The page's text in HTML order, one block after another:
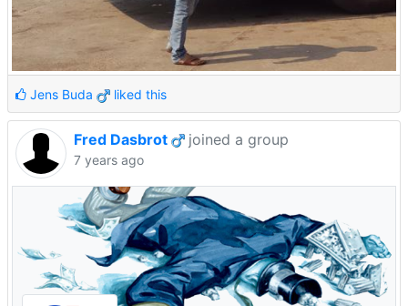
Jens Buda liked this
Fred Dasbrot joined a group
7 years ago